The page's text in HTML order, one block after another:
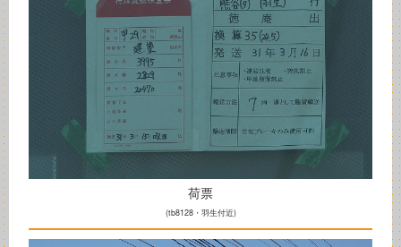
荷票
(tb8128・羽生付近)